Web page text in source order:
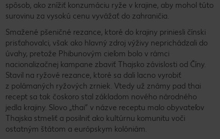
spôsob, ako znížiť konzumáciu ryže v krajine, aby mohol túto
surovinu za vysokú cenu vyvážať do zahraničia.
Smažené pšeničné rezance, ktoré do krajiny priniesli čínski
prisťahovalci, však ako hlavný zdroj výživy neprichádzali do
úvahy, pretože Phibunovým cieľom bolo v rámci
nacionalizačnej kampane zbaviť Thajsko závislosti od Číny.
Stavil na ryžové rezance, ktoré sa dali lacno vyrobiť
z polámaných ryžových zrniek. Vtedy už známy pad thai
recept sa tak čoskoro stal základom nového národného
jedla krajiny. Slovo „thai“ v názve receptu malo obyvateľov
Thajska stmeliť a posilniť ako kultúrnu komunitu voči
ostatným štátom a európskym kolóniám.